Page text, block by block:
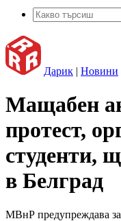
Дарик | Новини
Мащабен
протест,
студенти,
в Белград
МВнР предупреждава